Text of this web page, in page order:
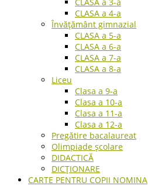
CLASA a 4-a
Învățământ gimnazial
CLASA a 5-a
CLASA a 6-a
CLASA a 7-a
CLASA a 8-a
Liceu
Clasa a 9-a
Clasa a 10-a
Clasa a 11-a
Clasa a 12-a
Pregătire bacalaureat
Olimpiade școlare
DIDACTICĂ
DICȚIONARE
CARTE PENTRU COPII NOMINA